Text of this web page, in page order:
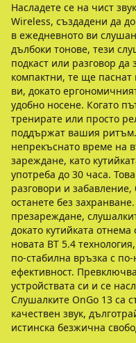
Насладете се на чист
Wireless, създадени да
в ежедневното ви
дълбоки тонове, тези
подкаст или разговор да
компактни, те ще
ви, докато
удобно носене. Когато
тренирате или просто
поддържат вашия ритъм.
непрекъснато време на
зареждане, като
употреба до 30 часа.
разговори и
останете без
презареждане,
докато кутийката
новата BT 5.4
по-стабилна връзка с
ефективност.
устройствата си и се
Слушалките OnGo 13 са
качествен звук,
истинска безжична